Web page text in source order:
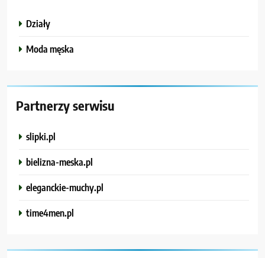
Działy
Moda męska
Partnerzy serwisu
slipki.pl
bielizna-meska.pl
eleganckie-muchy.pl
time4men.pl